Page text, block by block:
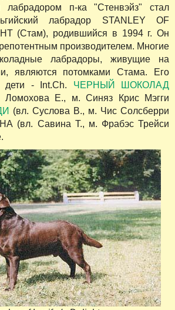
лабрадором п-ка "Стенвэйз" стал
лабрадор STANLEY OF
(Стам), родившийся в 1994 г. Он
производителем. Многие
лабрадоры, живущие на
являются потомками Стама. Его
дети - Int.Ch. ЧЕРНЫЙ ШОКОЛАД
Ломохова Е., м. Синяз Крис Мэгги
(вл. Суслова В., м. Чис Солсберри
(вл. Савина Т., м. Фрабэс Трейси